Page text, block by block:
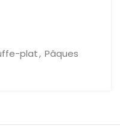
plat, Pâques